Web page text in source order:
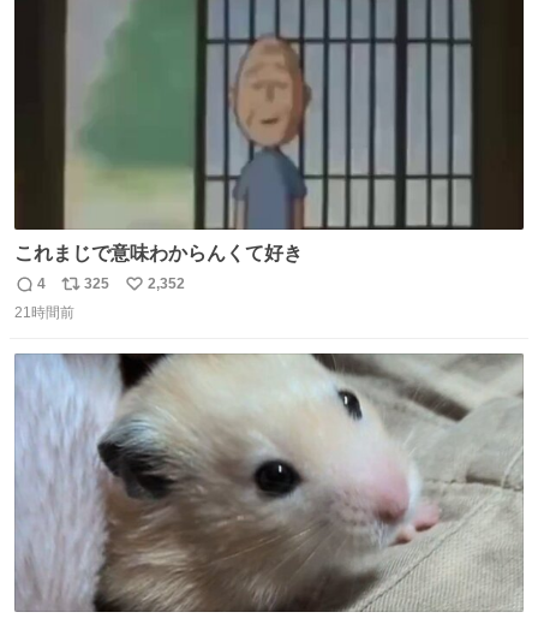
これまじで意味わからんくて好き
返
信
4
リ
ポ
ト
数
325
い
2,352
21時間前